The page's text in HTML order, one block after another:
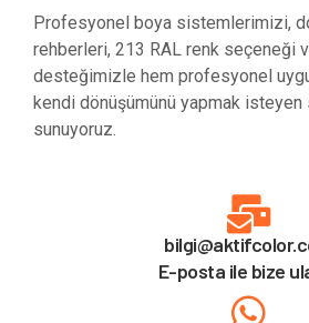
Profesyonel boya sistemlerimizi,
rehberleri, 213 RAL renk seçeneği
desteğimizle hem profesyonel
kendi dönüşümünü yapmak isteyen
sunuyoruz.
E-posta ile bize